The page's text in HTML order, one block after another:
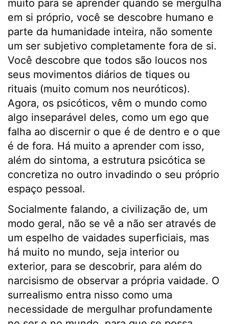
muito para se aprender quando se mergulha
em si próprio, você se descobre humano e
parte da humanidade inteira, não somente
um ser subjetivo completamente fora de si.
Você descobre que todos são loucos nos
seus movimentos diários de tiques ou
rituais (muito comum nos neuróticos).
Agora, os psicóticos, vêm o mundo como
algo inseparável deles, como um ego que
falha ao discernir o que é de dentro e o que
é de fora. Há muito a aprender com isso,
além do sintoma, a estrutura psicótica se
concretiza no outro invadindo o seu próprio
espaço pessoal.
Socialmente falando, a civilização de, um
modo geral, não se vê a não ser através de
um espelho de vaidades superficiais, mas
há muito no mundo, seja interior ou
exterior, para se descobrir, para além do
narcisismo de observar a própria vaidade. O
surrealismo entra nisso como uma
necessidade de mergulhar profundamente